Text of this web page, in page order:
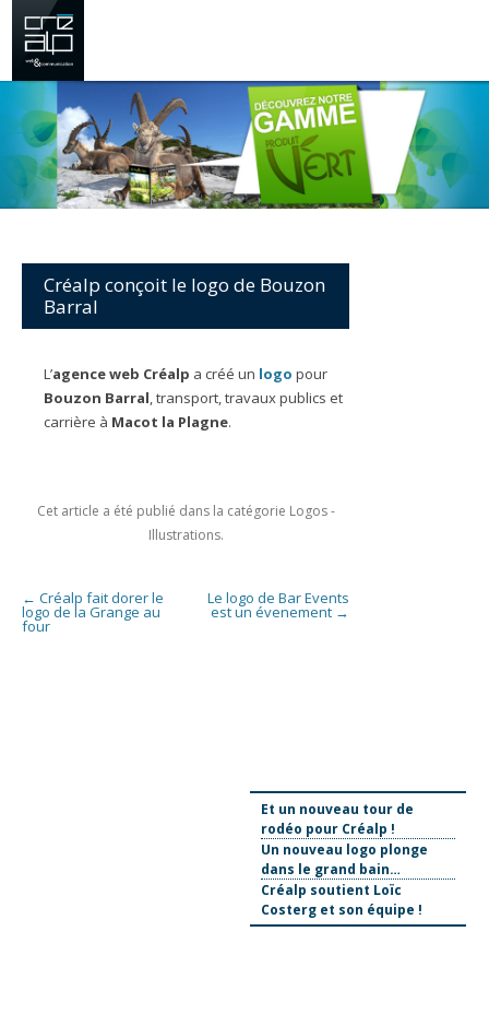
Créalp conçoit le logo de Bouzon
Barral
L’agence web Créalp a créé un logo pour
Bouzon Barral, transport, travaux publics et
carrière à Macot la Plagne.
Cet article a été publié dans la catégorie Logos -
Illustrations.
Navigation des articles
← Créalp fait dorer le
logo de la Grange au
four
Le logo de Bar Events
est un évenement →
Et un nouveau tour de
rodéo pour Créalp !
Un nouveau logo plonge
dans le grand bain…
Créalp soutient Loïc
Costerg et son équipe !